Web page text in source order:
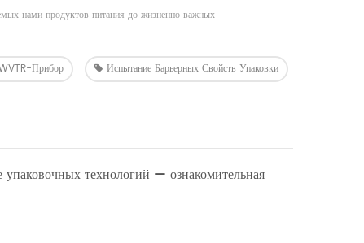
нами продуктов питания до жизненно важных
Прибор Испытание Барьерных Свойств Упаковки
технологий — ознакомительная